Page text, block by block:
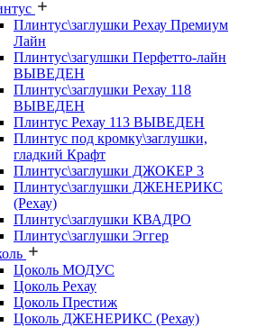
Плинтус\заглушки Рехау Премиум
Лайн
Плинтус\загулшки Перфетто-лайн
ВЫВЕДЕН
Плинтус\заглушки Рехау 118
ВЫВЕДЕН
Плинтус Рехау 113 ВЫВЕДЕН
Плинтус под кромку\заглушки,
гладкий Крафт
Плинтус\заглушки ДЖОКЕР 3
Плинтус\заглушки ДЖЕНЕРИКС
(Рехау)
Плинтус\заглушки КВАДРО
Плинтус\заглушки Эггер
Цоколь МОДУС
Цоколь Рехау
Цоколь Престиж
Цоколь ДЖЕНЕРИКС (Рехау)